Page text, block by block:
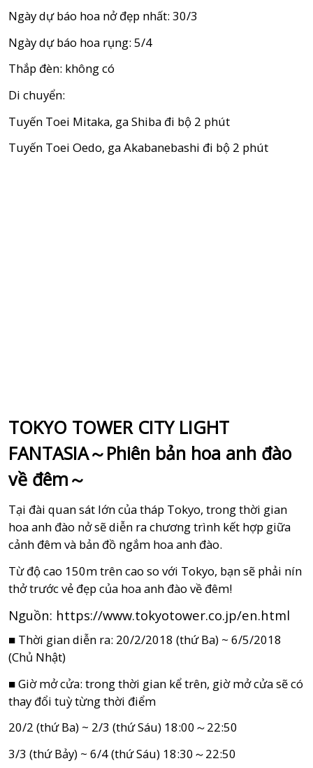
Ngày dự báo hoa nở đẹp nhất: 30/3
Ngày dự báo hoa rụng: 5/4
Thắp đèn: không có
Di chuyển:
Tuyến Toei Mitaka, ga Shiba đi bộ 2 phút
Tuyến Toei Oedo, ga Akabanebashi đi bộ 2 phút
TOKYO TOWER CITY LIGHT
FANTASIA～Phiên bản hoa anh đào
về đêm～
Tại đài quan sát lớn của tháp Tokyo, trong thời gian
hoa anh đào nở sẽ diễn ra chương trình kết hợp giữa
cảnh đêm và bản đồ ngắm hoa anh đào.
Từ độ cao 150m trên cao so với Tokyo, bạn sẽ phải nín
thở trước vẻ đẹp của hoa anh đào về đêm!
Nguồn: https://www.tokyotower.co.jp/en.html
■ Thời gian diễn ra: 20/2/2018 (thứ Ba) ~ 6/5/2018
(Chủ Nhật)
■ Giờ mở cửa: trong thời gian kể trên, giờ mở cửa sẽ có
thay đổi tuỳ từng thời điểm
20/2 (thứ Ba) ~ 2/3 (thứ Sáu) 18:00～22:50
3/3 (thứ Bảy) ~ 6/4 (thứ Sáu) 18:30～22:50